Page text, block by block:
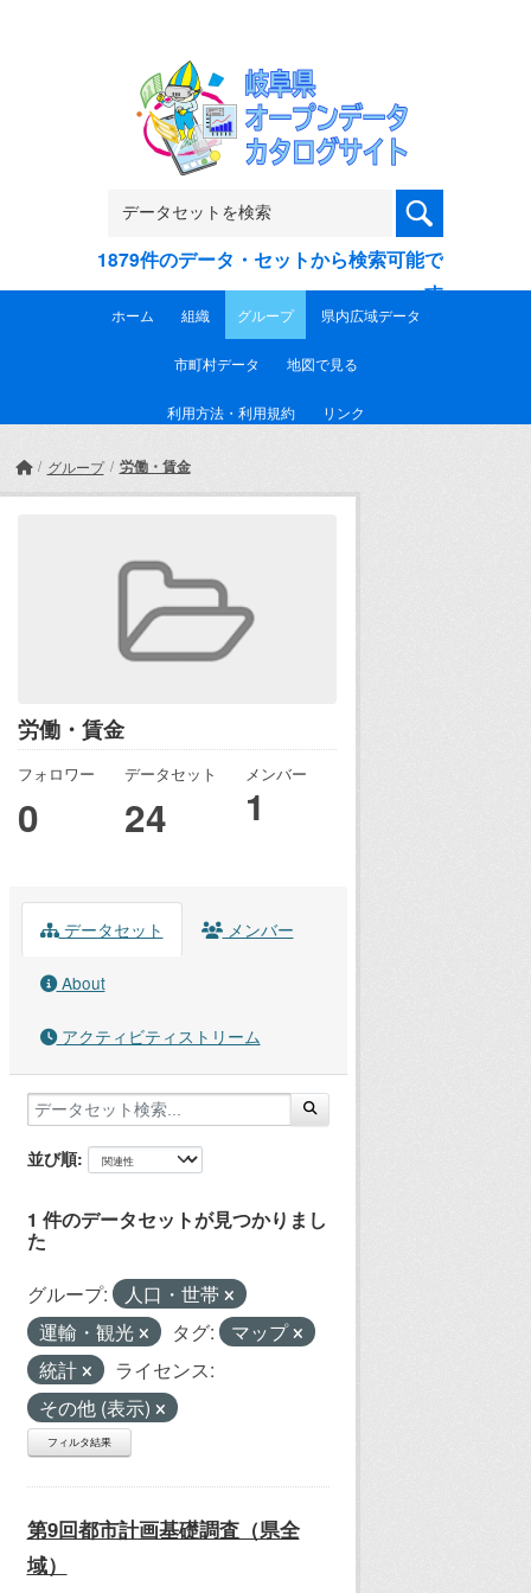
1879件のデータ・セットから検索可能で
す
ホーム 組織 グループ 県内広域データ
市町村データ 地図で見る
利用方法・利用規約 リンク
グループ 労働・賃金
労働・賃金
フォロワー
0
データセット
24
メンバー
1
データセット メンバー
About
アクティビティストリーム
並び順
1 件のデータセットが見つかりまし
た
グループ:
人口・世帯
運輸・観光
タグ:
マップ
統計
ライセンス:
その他 (表示)
フィルタ結果
第9回都市計画基礎調査（県全
域）